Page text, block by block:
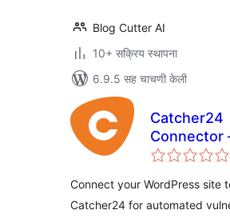
Blog Cutter AI
10+ सक्रिय स्थापना
6.9.5 सह चाचणी केली
Catcher24
Connector
Connect your WordPress site
Catcher24 for automated